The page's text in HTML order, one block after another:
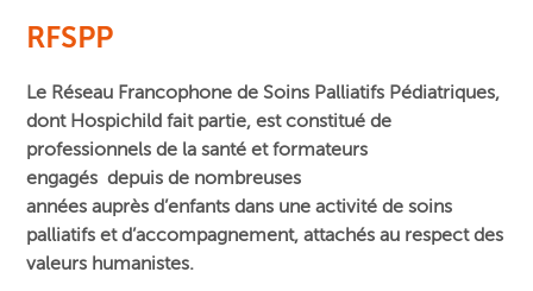
RFSPP
Le Réseau Francophone de Soins Palliatifs Pédiatriques,
dont Hospichild fait partie, est constitué de
professionnels de la santé et formateurs
engagés depuis de nombreuses
annéesauprèsd’enfantsdans une activité de soins
palliatifs et d’accompagnement, attachés au respect des
valeurs humanistes.